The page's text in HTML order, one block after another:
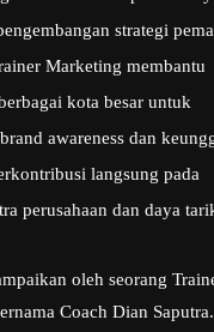
strategi
Marketing membantu
kota besar untuk
awareness dan
langsung pada
perusahaan dan daya
oleh seorang
Coach Dian